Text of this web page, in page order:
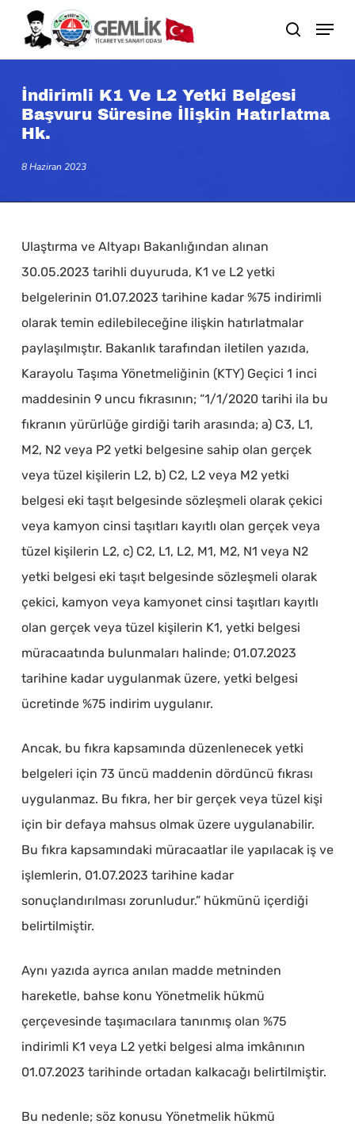
main
content
search
İndirimli K1 Ve L2 Yetki Belgesi
Başvuru Süresine İlişkin Hatırlatma
Hk.
8 Haziran 2023
Ulaştırma ve Altyapı Bakanlığından alınan
30.05.2023 tarihli duyuruda, K1 ve L2 yetki
belgelerinin 01.07.2023 tarihine kadar %75 indirimli
olarak temin edilebileceğine ilişkin hatırlatmalar
paylaşılmıştır. Bakanlık tarafından iletilen yazıda,
Karayolu Taşıma Yönetmeliğinin (KTY) Geçici 1 inci
maddesinin 9 uncu fıkrasının; “1/1/2020 tarihi ila bu
fıkranın yürürlüğe girdiği tarih arasında; a) C3, L1,
M2, N2 veya P2 yetki belgesine sahip olan gerçek
veya tüzel kişilerin L2, b) C2, L2 veya M2 yetki
belgesi eki taşıt belgesinde sözleşmeli olarak çekici
veya kamyon cinsi taşıtları kayıtlı olan gerçek veya
tüzel kişilerin L2, c) C2, L1, L2, M1, M2, N1 veya N2
yetki belgesi eki taşıt belgesinde sözleşmeli olarak
çekici, kamyon veya kamyonet cinsi taşıtları kayıtlı
olan gerçek veya tüzel kişilerin K1, yetki belgesi
müracaatında bulunmaları halinde; 01.07.2023
tarihine kadar uygulanmak üzere, yetki belgesi
ücretinde %75 indirim uygulanır.
Ancak, bu fıkra kapsamında düzenlenecek yetki
belgeleri için 73 üncü maddenin dördüncü fıkrası
uygulanmaz. Bu fıkra, her bir gerçek veya tüzel kişi
için bir defaya mahsus olmak üzere uygulanabilir.
Bu fıkra kapsamındaki müracaatlar ile yapılacak iş ve
işlemlerin, 01.07.2023 tarihine kadar
sonuçlandırılması zorunludur.” hükmünü içerdiği
belirtilmiştir.
Aynı yazıda ayrıca anılan madde metninden
hareketle, bahse konu Yönetmelik hükmü
çerçevesinde taşımacılara tanınmış olan %75
indirimli K1 veya L2 yetki belgesi alma imkânının
01.07.2023 tarihinde ortadan kalkacağı belirtilmiştir.
Bu nedenle; söz konusu Yönetmelik hükmü